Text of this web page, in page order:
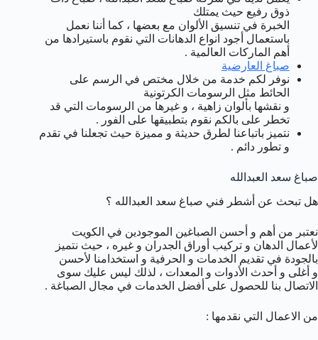
ذوق رفيع حيث يمتلك
الخبرة في تنسيق الألوان مع بعضها ، كما أننا نعمل
باستعمال أجود انواع الدهانات التي نقوم باستيرادها من
أهم الماركات العالمية .
صباغ العارضية
نوفر لكم خدمة من خلال مختص في الرسم على
الحائط مثل الرسومات الكرتونية
و نقشها بألوان زاهية ، و غيرها من الرسومات التي قد
تخطر على بالكم نقوم بتطبيقها على الفور .
نتميز باتباعنا لطرق حديثة و مميزة حيث تجعلنا في تقدم
و تطور دائم .
صباغ سعد العبدالله
هل تبحث عن أشطر فني صباغ سعد العبدالله ؟
نعتبر من أهم و أحسن الصباغين الموجودين في الكويت
لأعمال الدهان و تركيب أوراق الجدران و غيره ، حيث نتميز
بالجودة في تقديم الخدمات و الحرفية و استخدامنا لأحسن
و أغلى و أحدث الأدوات و المعدات ، لذلك ليس عليك سوى
الاتصال بنا للحصول على أفضل الخدمات في مجال الصباغة .
من الاعمال التي نقدمها :